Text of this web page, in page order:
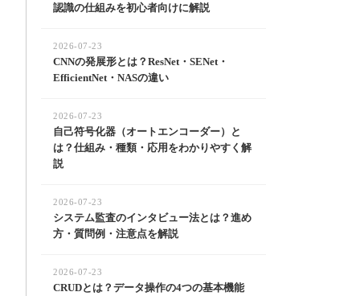
認識の仕組みを初心者向けに解説
CNNの発展形とは？ResNet・SENet・
EfficientNet・NASの違い
2026-07-23
自己符号化器（オートエンコーダー）と
は？仕組み・種類・応用をわかりやすく解
説
2026-07-23
システム監査のインタビュー法とは？進め
方・質問例・注意点を解説
2026-07-23
CRUDとは？データ操作の4つの基本機能
2026-07-23